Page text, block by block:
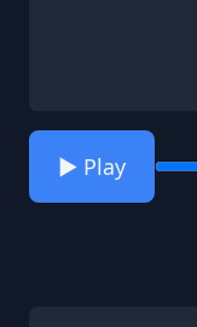
▶️ Play